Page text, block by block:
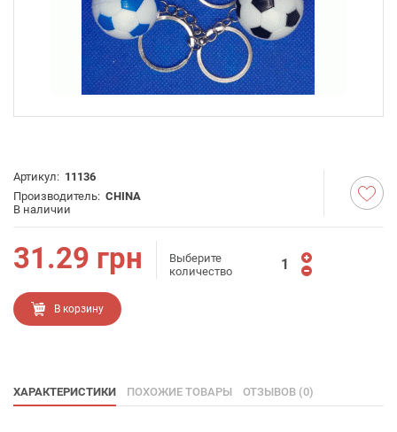
Артикул: 11136
Производитель: CHINA
В наличии
31.29 грн
Выберите
количество
В корзину
ХАРАКТЕРИСТИКИ ПОХОЖИЕ ТОВАРЫ ОТЗЫВОВ (0)